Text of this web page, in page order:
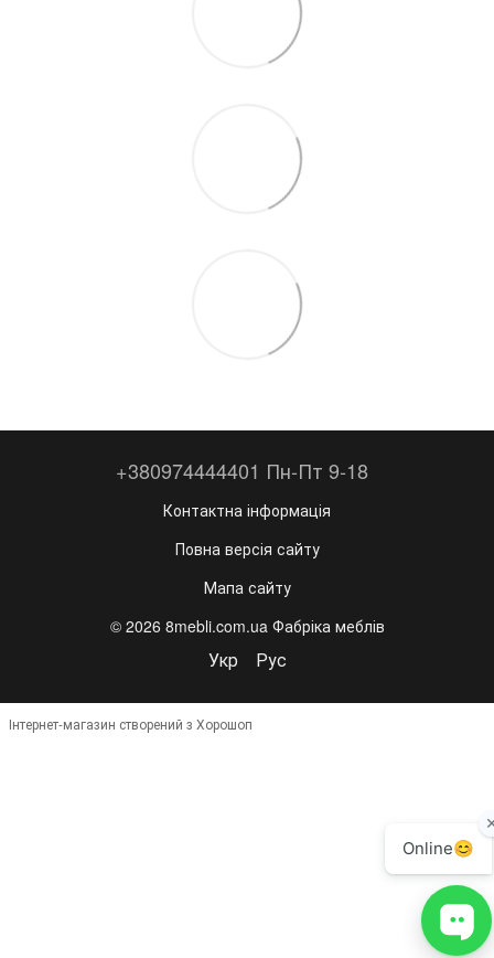
+380974444401 Пн-Пт 9-18
Контактна інформація
Повна версія сайту
Мапа сайту
© 2026 8mebli.com.ua Фабріка меблів
Укр Рус
Інтернет-магазин створений з Хорошоп